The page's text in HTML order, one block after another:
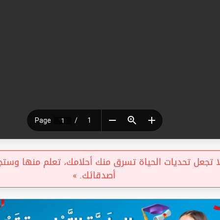
تجعل تحديات الحياة تسرق منك أحلامك، تعلم منها
أصدقائك. »